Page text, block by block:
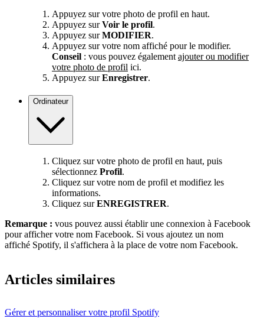
Appuyez sur votre photo de profil en haut.
Appuyez surVoir le profil.
Appuyez surMODIFIER.
Appuyez sur votre nom affiché pour le modifier.
Conseil : vous pouvez également ajouter ou modifier
votre photo de profil ici.
Appuyez surEnregistrer.
Ordinateur
Cliquez sur votre photo de profil en haut, puis
sélectionnez Profil.
Cliquez sur votre nom de profil et modifiez les
informations.
Cliquez surENREGISTRER.
Remarque : vous pouvez aussi établir une connexion à Facebook
pour afficher votre nom Facebook. Si vous ajoutez un nom
affiché Spotify, il s'affichera à la place de votre nom Facebook.
Articles similaires
Gérer et personnaliser votre profil Spotify